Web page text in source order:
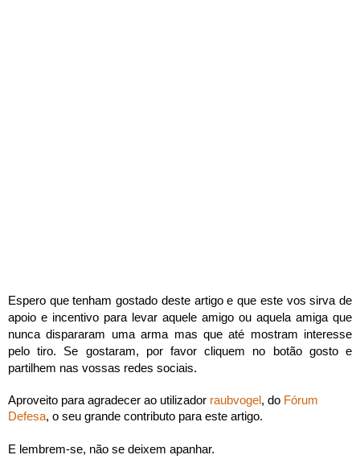
Espero que tenham gostado deste artigo e que este vos sirva de
apoio e incentivo para levar aquele amigo ou aquela amiga que
nunca dispararam uma arma mas que até mostram interesse
pelo tiro. Se gostaram, por favor cliquem no botão gosto e
partilhem nas vossas redes sociais.
Aproveito para agradecer ao utilizador raubvogel , do Fórum
Defesa, o seu grande contributo para este artigo.
E lembrem-se, não se deixem apanhar.